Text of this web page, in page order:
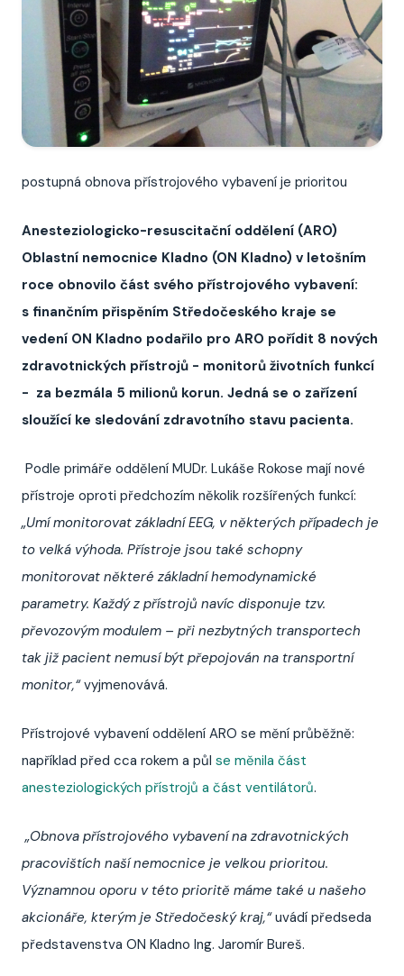
postupná obnova přístrojového vybavení je prioritou
Anesteziologicko-resuscitační oddělení (ARO)
Oblastní nemocnice Kladno (ON Kladno) v letošním
roce obnovilo část svého přístrojového vybavení:
s finančním přispěním Středočeského kraje se
vedení ON Kladno podařilo pro ARO pořídit 8 nových
zdravotnických přístrojů - monitorů životních funkcí
- za bezmála 5 milionů korun. Jedná se o zařízení
sloužící ke sledování zdravotního stavu pacienta.
Podle primáře oddělení MUDr. Lukáše Rokose mají nové
přístroje oproti předchozím několik rozšířených funkcí:
„Umí monitorovat základní EEG, v některých případech je
to velká výhoda. Přístroje jsou také schopny
monitorovat některé základní hemodynamické
parametry. Každý z přístrojů navíc disponuje tzv.
převozovým modulem – při nezbytných transportech
tak již pacient nemusí být přepojován na transportní
monitor,“vyjmenovává.
Přístrojové vybavení oddělení ARO se mění průběžně:
například před cca rokem a půl se měnila část
anesteziologických přístrojů a část ventilátorů.
„Obnova přístrojového vybavení na zdravotnických
pracovištích naší nemocnice je velkou prioritou.
Významnou oporu v této prioritě máme také u našeho
akcionáře, kterým je Středočeský kraj,“uvádí předseda
představenstva ON Kladno Ing. Jaromír Bureš.